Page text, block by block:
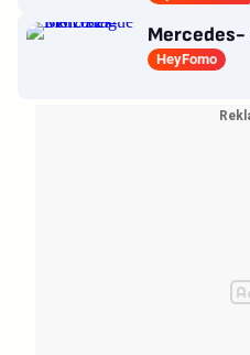
Mercedes-
HeyFomo